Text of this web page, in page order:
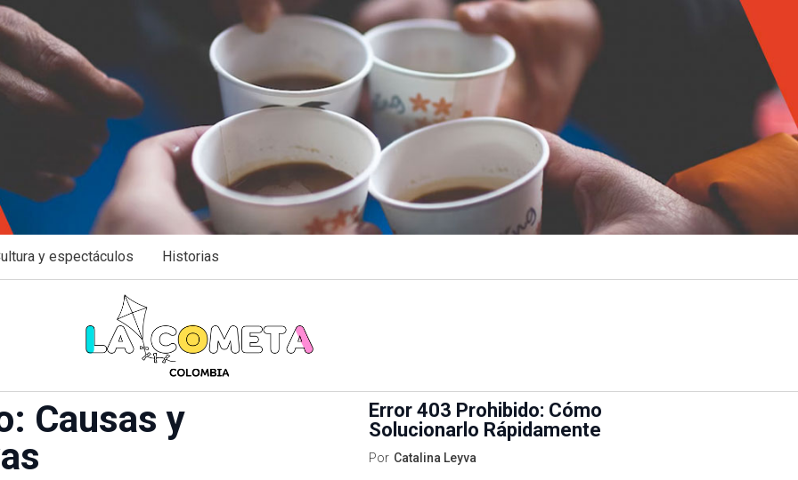
y espectáculos Historias
Causas y
Error 403 Prohibido: Cómo
Solucionarlo Rápidamente
Por Catalina Leyva